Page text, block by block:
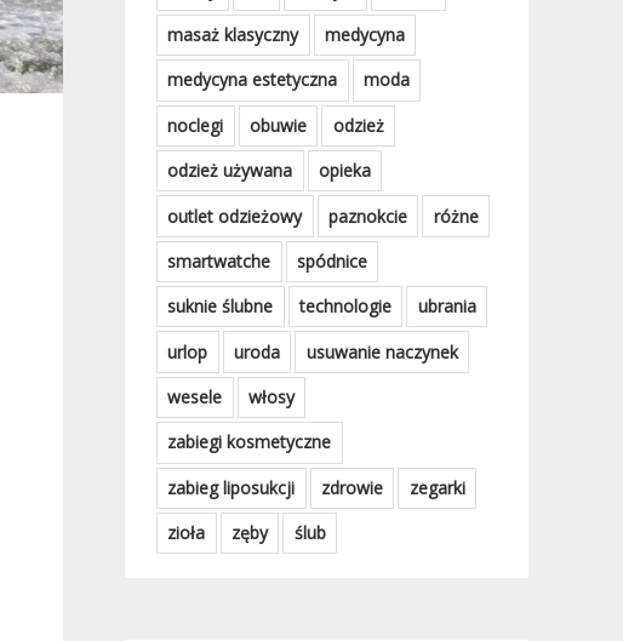
masaż klasyczny
medycyna
medycyna estetyczna
moda
noclegi
obuwie
odzież
odzież używana
opieka
outlet odzieżowy
paznokcie
różne
smartwatche
spódnice
suknie ślubne
technologie
ubrania
urlop
uroda
usuwanie naczynek
wesele
włosy
zabiegi kosmetyczne
zabieg liposukcji
zdrowie
zegarki
zioła
zęby ślub